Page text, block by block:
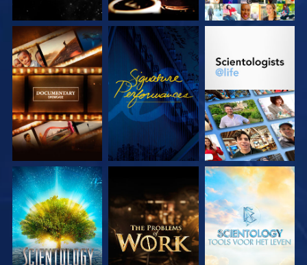
VERKEN DE SERIE KIJK VERKEN DE SERIE
VERKEN DE SERIE VERKEN DE SERIE VERKEN DE SERIE